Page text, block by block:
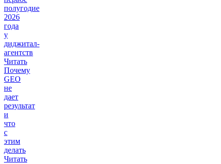
полугодие
2026
года
у
диджитал-
агентств
Читать
Почему
GEO
не
дает
результат
и
что
с
этим
делать
Читать